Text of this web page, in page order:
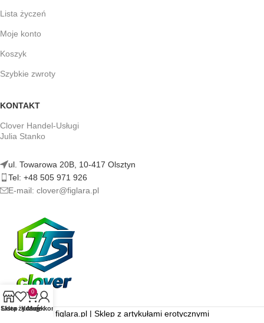
Lista życzeń
Moje konto
Koszyk
Szybkie zwroty
KONTAKT
Clover Handel-Usługi
Julia Stanko
ul. Towarowa 20B, 10-417 Olsztyn
Tel: +48 505 971 926
E-mail: clover@figlara.pl
figlara.pl | Sklep z artykułami erotycznymi
Sklep
Lista życzeń
0
Koszyk
Moje konto